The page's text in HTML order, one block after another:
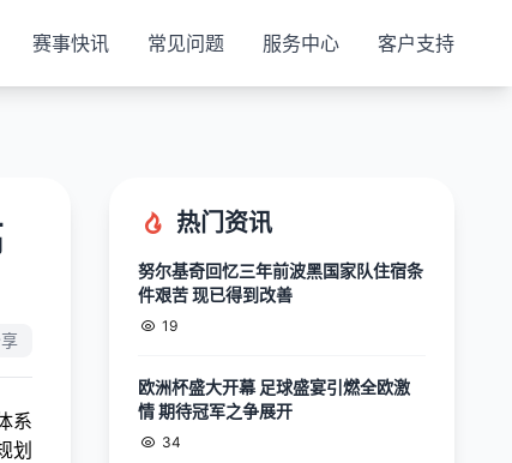
赛事快讯 常见问题 服务中心 客户支持
系
划
热门资讯
努尔基奇回忆三年前波黑国家队住宿条
件艰苦 现已得到改善
19
欧洲杯盛大开幕 足球盛宴引燃全欧激
情 期待冠军之争展开
34